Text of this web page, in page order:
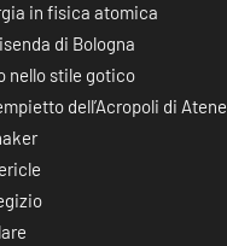
in fisica atomica
di Bologna
nello stile gotico
dell’Acropoli di Atene